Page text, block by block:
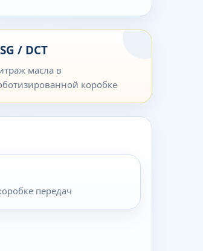
/ DCT
масла в
коробке
передач